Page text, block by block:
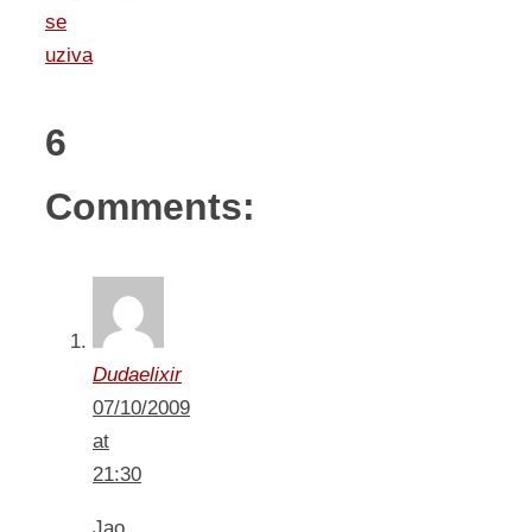
se
uziva
6
Comments:
Dudaelixir
07/10/2009
at
21:30